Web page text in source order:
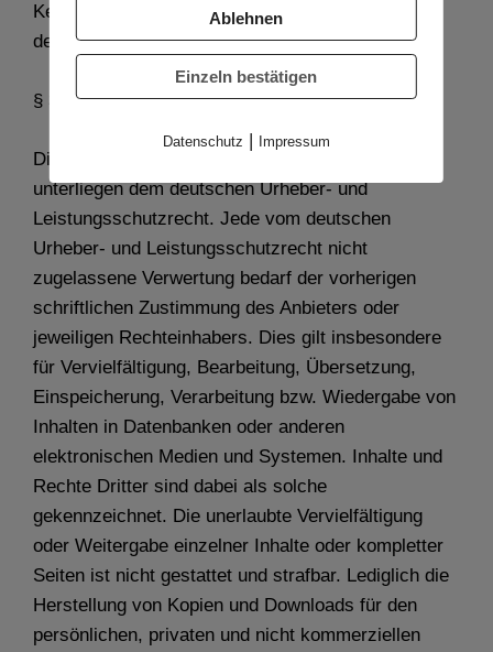
Kenntnis von Rechtsverstößen werden jedoch
derartige externe Links unverzüglich gelöscht.
§ 3 Urheber- und Leistungsschutzrechte
Die auf dieser Website veröffentlichten Inhalte
unterliegen dem deutschen Urheber- und
Leistungsschutzrecht. Jede vom deutschen
Urheber- und Leistungsschutzrecht nicht
zugelassene Verwertung bedarf der vorherigen
schriftlichen Zustimmung des Anbieters oder
jeweiligen Rechteinhabers. Dies gilt insbesondere
für Vervielfältigung, Bearbeitung, Übersetzung,
Einspeicherung, Verarbeitung bzw. Wiedergabe von
Inhalten in Datenbanken oder anderen
elektronischen Medien und Systemen. Inhalte und
Rechte Dritter sind dabei als solche
gekennzeichnet. Die unerlaubte Vervielfältigung
oder Weitergabe einzelner Inhalte oder kompletter
Seiten ist nicht gestattet und strafbar. Lediglich die
Herstellung von Kopien und Downloads für den
persönlichen, privaten und nicht kommerziellen
Ablehnen
Einzeln bestätigen
Datenschutz | Impressum